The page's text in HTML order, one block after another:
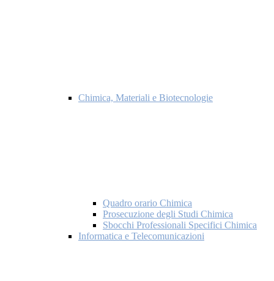
Chimica, Materiali e Biotecnologie
Quadro orario Chimica
Prosecuzione degli Studi Chimica
Sbocchi Professionali Specifici Chimica
Informatica e Telecomunicazioni